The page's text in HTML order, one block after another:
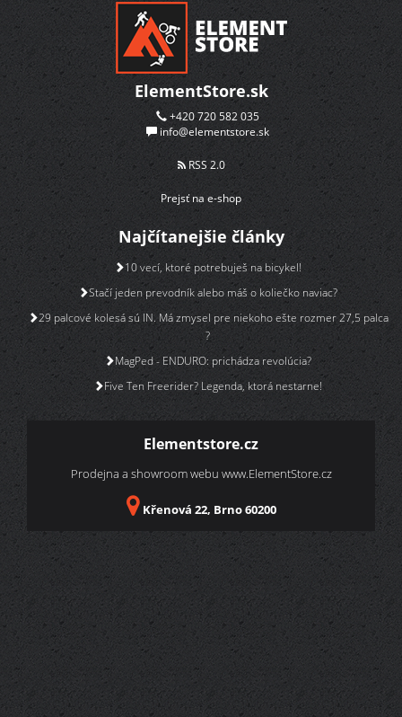
ElementStore.sk
+420 720 582 035
info@elementstore.sk
RSS 2.0
Prejsť na e-shop
Najčítanejšie články
10 vecí, ktoré potrebuješ na bicykel!
Stačí jeden prevodník alebo máš o koliečko naviac?
29 palcové kolesá sú IN. Má zmysel pre niekoho ešte rozmer 27,5 palca
?
MagPed - ENDURO: prichádza revolúcia?
Five Ten Freerider? Legenda, ktorá nestarne!
Elementstore.cz
Prodejna a showroom webu www.ElementStore.cz
Křenová 22, Brno 60200